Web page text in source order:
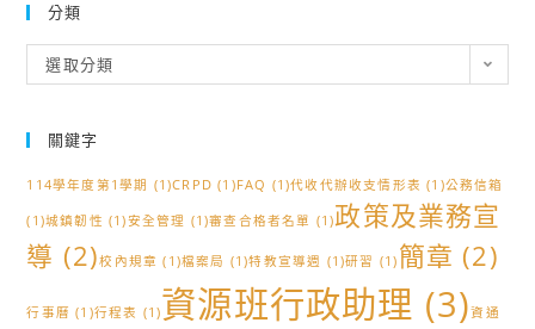
分類
類
選取分類
關鍵字
114學年度第1學期 (1)CRPD (1)FAQ (1)代收代辦收支情形表 (1)公務信箱
(1)城鎮韌性 (1)安全管理 (1)審查合格者名單 (1)政策及業務宣
導 (2)校內規章 (1)檔案局 (1)特教宣導週 (1)研習 (1) 簡章 (2)
行事曆 (1)行程表 (1)資源班行政助理 (3)資通